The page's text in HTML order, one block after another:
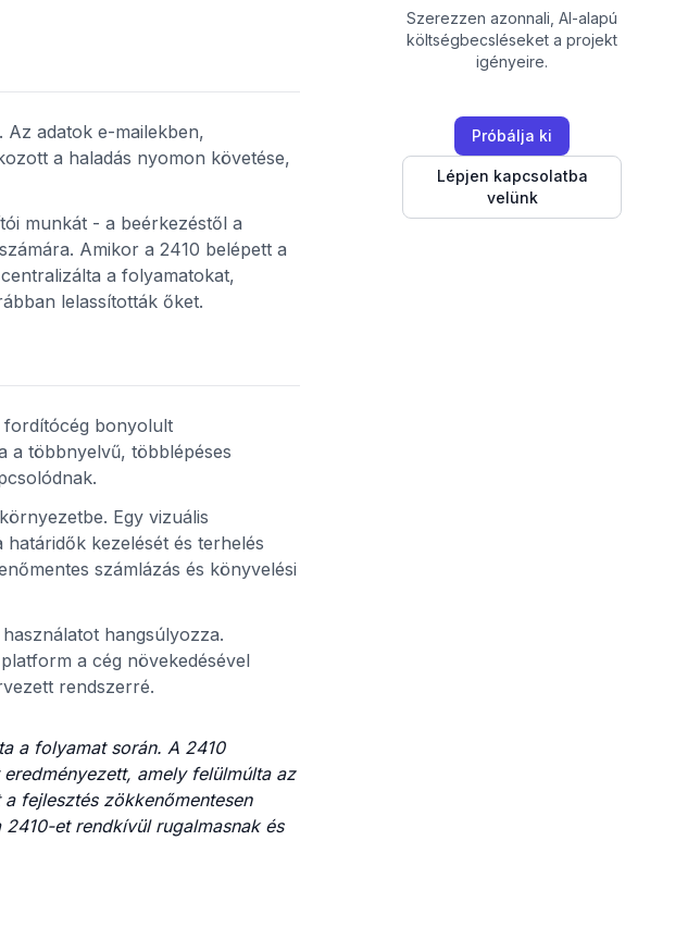
Az adatok e-mailekben,
a haladás nyomon követése,
munkát - a beérkezéstől a
Amikor a 2410 belépett a
a folyamatokat,
lelassították őket.
fordítócég bonyolult
a többnyelvű, többlépéses
Egy vizuális
kezelését és terhelés
számlázás és könyvelési
hangsúlyozza.
a cég növekedésével
rendszerré.
a folyamat során. A 2410
amely felülmúlta az
fejlesztés zökkenőmentesen
et rendkívül rugalmasnak és
Szerezzen azonnali, AI-alapú
költségbecsléseket a projekt
igényeire.
Próbálja ki
Lépjen kapcsolatba
velünk